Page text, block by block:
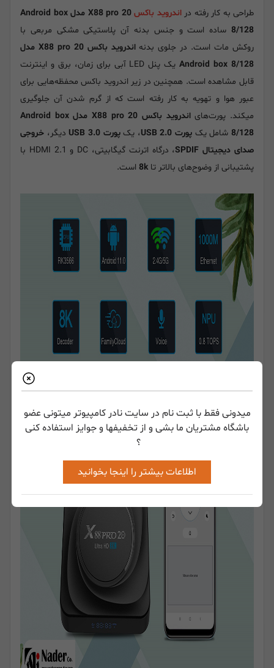
میدونی فقط با ثبت نام در سایت نادر کامپیوتر میتونی عضو
باشگاه مشتریان ما بشی و از تخفیفها و جوایز استفاده کنی
؟
اطلاعات بیشتر را اینجا بخوانید
طراحی به کار رفته دراندروید باکس
X88 pro 20 مدل Android box
8/128 ساده است و جنس بدنه آن پلاستیکی مشکی مربعی با
روکش مات است. در جلوی بدنه
اندروید باکس X88 pro 20 مدل
Android box 8/128
یک پنل LED آبی برای زمان، برق و اینترنت
قابل مشاهده است. همچنین در زیر اندروید باکس محفظه‌هایی برای
عبور هوا و تهویه به کار رفته است که از گرم شدن آن جلوگیری
میکند. پورت‌های
اندروید باکس X88 pro 20 مدل Android box
8/128شامل یک پورت USB 2.0 ، یکپورت USB 3.0 دیگر، خروجی
صدای دیجیتال SPDIF
، درگاه اترنت گیگابیتی، DC و HDMI 2.1 با
پشتیبانی از وضوح‌های بالاتر تا8k است.